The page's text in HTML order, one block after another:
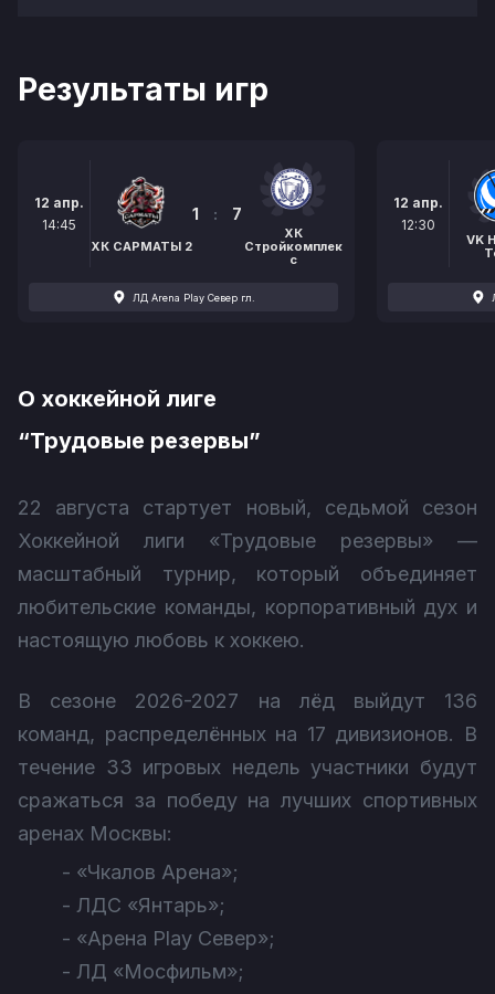
Результаты игр
12 апр.
14:45
ХК САРМАТЫ 2
1 : 7
ХК
Стройкомплек
с
ЛД Arena Play Север гл.
12 апр.
12:30
VK
О хоккейной лиге
“Трудовые резервы”
22 августа стартует новый, седьмой сезон
Хоккейной лиги «Трудовые резервы» —
масштабный турнир, который объединяет
любительские команды, корпоративный дух и
настоящую любовь к хоккею.
В сезоне 2026-2027 на лёд выйдут 136
команд, распределённых на 17 дивизионов. В
течение 33 игровых недель участники будут
сражаться за победу на лучших спортивных
аренах Москвы:
- «Чкалов Арена»;
- ЛДС «Янтарь»;
- «Арена Play Север»;
- ЛД «Мосфильм»;